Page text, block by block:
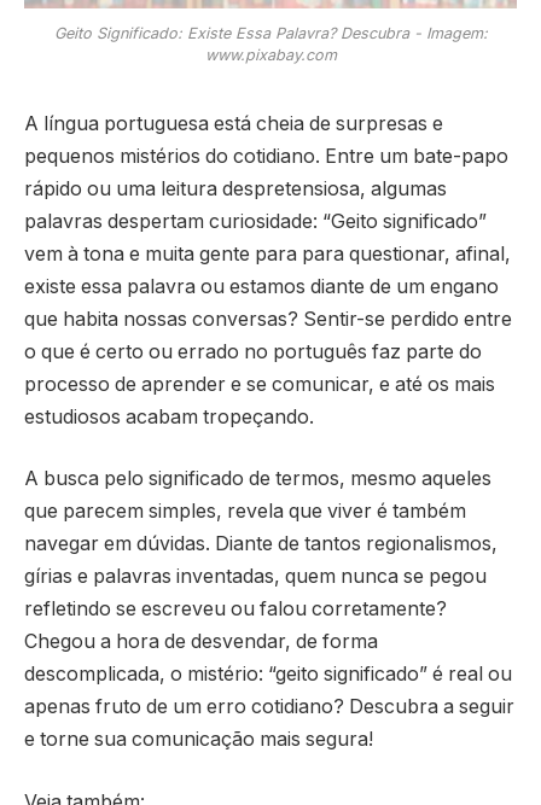
Geito Significado: Existe Essa Palavra? Descubra - Imagem:
www.pixabay.com
A língua portuguesa está cheia de surpresas e
pequenos mistérios do cotidiano. Entre um bate-papo
rápido ou uma leitura despretensiosa, algumas
palavras despertam curiosidade: “Geito significado”
vem à tona e muita gente para para questionar, afinal,
existe essa palavra ou estamos diante de um engano
que habita nossas conversas? Sentir-se perdido entre
o que é certo ou errado no português faz parte do
processo de aprender e se comunicar, e até os mais
estudiosos acabam tropeçando.
A busca pelo significado de termos, mesmo aqueles
que parecem simples, revela que viver é também
navegar em dúvidas. Diante de tantos regionalismos,
gírias e palavras inventadas, quem nunca se pegou
refletindo se escreveu ou falou corretamente?
Chegou a hora de desvendar, de forma
descomplicada, o mistério: “geito significado” é real ou
apenas fruto de um erro cotidiano? Descubra a seguir
e torne sua comunicação mais segura!